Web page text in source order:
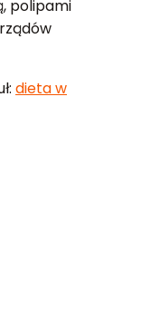
polipami
dieta w